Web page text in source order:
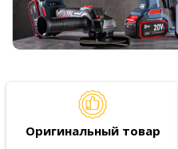
Оригинальный товар